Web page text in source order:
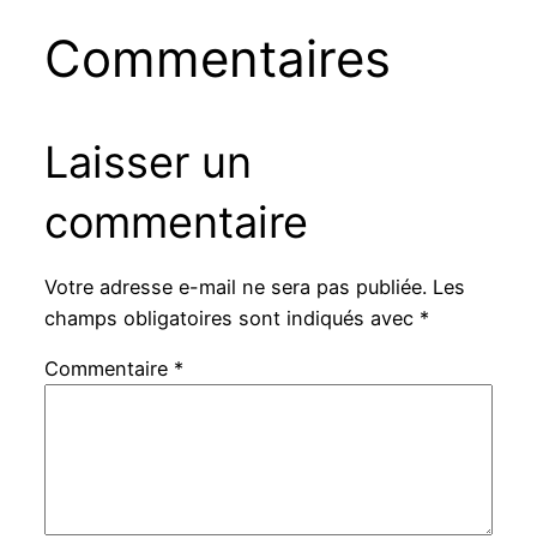
Commentaires
Laisser un
commentaire
Votre adresse e-mail ne sera pas publiée. Les
champs obligatoires sont indiqués avec *
Commentaire *